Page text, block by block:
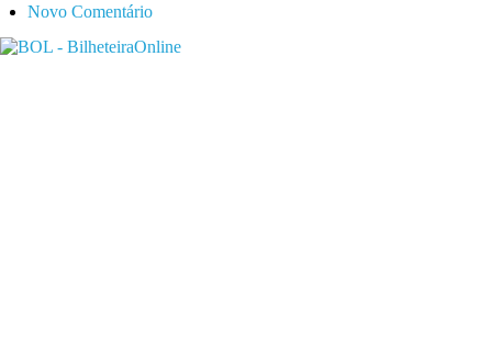
Novo Comentário